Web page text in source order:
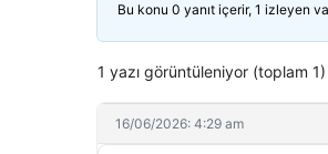
Bu konu 0 yanıt içerir, 1 izleyen
1 yazı görüntüleniyor (toplam 1)
16/06/2026: 4:29 am